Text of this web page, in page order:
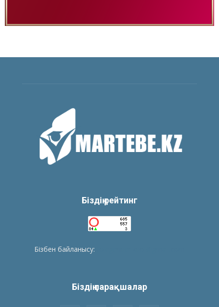
Біздің рейтинг
Бізбен байланысу:
Біздің парақшалар